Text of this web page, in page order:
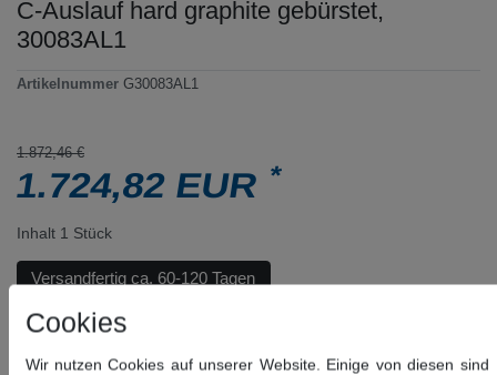
C-Auslauf hard graphite gebürstet,
30083AL1
Artikelnummer G30083AL1
1.872,46 €
1.724,82 EUR*
Inhalt 1 Stück
Versandfertig ca. 60-120 Tagen
Cookies
Wir nutzen Cookies auf unserer Website. Einige von diesen sind